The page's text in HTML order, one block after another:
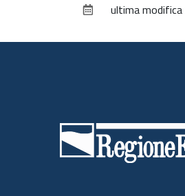
ultima modifica